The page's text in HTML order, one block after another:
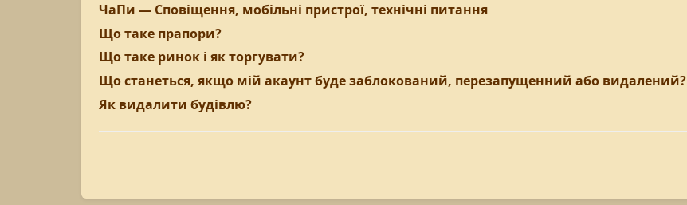
ЧаПи — Сповіщення, мобільні пристрої, технічні питання
Що таке прапори?
Що таке ринок і як торгувати?
Що станеться, якщо мій акаунт буде заблокований, перезапущенний або видалений?
Як видалити будівлю?